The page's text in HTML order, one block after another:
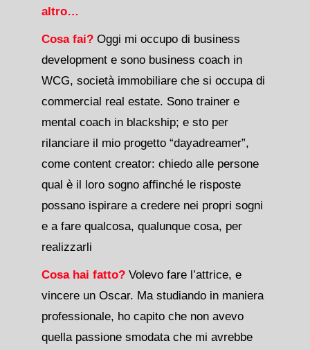
altro…
Cosa fai?Oggi mi occupo di business
development e sono business coach in
WCG, società immobiliare che si occupa di
commercial real estate. Sono trainer e
mental coach in blackship; e sto per
rilanciare il mio progetto “dayadreamer”,
come content creator: chiedo alle persone
qual è il loro sogno affinché le risposte
possano ispirare a credere nei propri sogni
e a fare qualcosa, qualunque cosa, per
realizzarli
Cosa hai fatto?Volevo fare l’attrice, e
vincere un Oscar. Ma studiando in maniera
professionale, ho capito che non avevo
quella passione smodata che mi avrebbe